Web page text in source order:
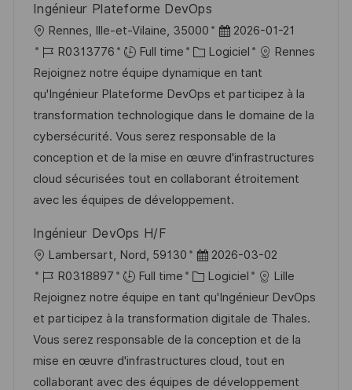
t
n
f
f
i
c
h
a
g
e
c
e
d
u
p
o
s
t
e
r
i
e
Ingénieur Plateforme DevOps
o
c
a
l
i
s
a
t
o
n
Rennes, Ille-et-Vilaine, 35000
D
a
t
e
d
’
a
f
f
h
a
g
e
2026-01-21
R
é
f
é
r
e
n
c
d
u
p
o
s
t
e
R0313776 Full time
C
a
t
é
g
o
r
i
Logiciel
Rennes
Rejoignez notre équipe dynamique en tant
qu'Ingénieur Plateforme DevOps et participez à la
transformation technologique dans le domaine de la
cybersécurité. Vous serez responsable de la
conception et de la mise en œuvre d'infrastructures
cloud sécurisées tout en collaborant étroitement
avec les équipes de développement.
Ingénieur DevOps H/F
o
c
a
l
i
s
Lambersart, Nord, 59130
D
a
t
e
d
’
a
2026-03-02
R
é
f
é
r
e
R0318897 Full time
C
a
t
é
g
o
Logiciel
Lille
Rejoignez notre équipe en tant qu'Ingénieur DevOps
et participez à la transformation digitale de Thales.
Vous serez responsable de la conception et de la
mise en œuvre d'infrastructures cloud, tout en
collaborant avec des équipes de développement